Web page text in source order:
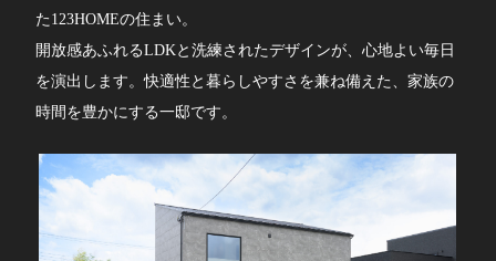
た123HOMEの住まい。
開放感あふれるLDKと洗練されたデザインが、心地よい毎日
を演出します。快適性と暮らしやすさを兼ね備えた、家族の
時間を豊かにする一邸です。